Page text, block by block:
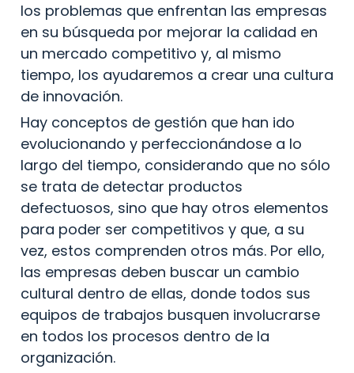
los problemas que enfrentan las empresas
en su búsqueda por mejorar la calidad en
un mercado competitivo y, al mismo
tiempo, los ayudaremos a crear una cultura
de innovación.
Hay conceptos de gestión que han ido
evolucionando y perfeccionándose a lo
largo del tiempo, considerando que no sólo
se trata de detectar productos
defectuosos, sino que hay otros elementos
para poder ser competitivos y que, a su
vez, estos comprenden otros más. Por ello,
las empresas deben buscar un cambio
cultural dentro de ellas, donde todos sus
equipos de trabajos busquen involucrarse
en todos los procesos dentro de la
organización.